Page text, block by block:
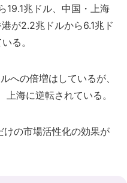
19.1兆ドル、中国・上海
が2.2兆ドルから6.1兆ド
る。
への倍増はしているが、
海に逆転されている。
の市場活性化の効果が